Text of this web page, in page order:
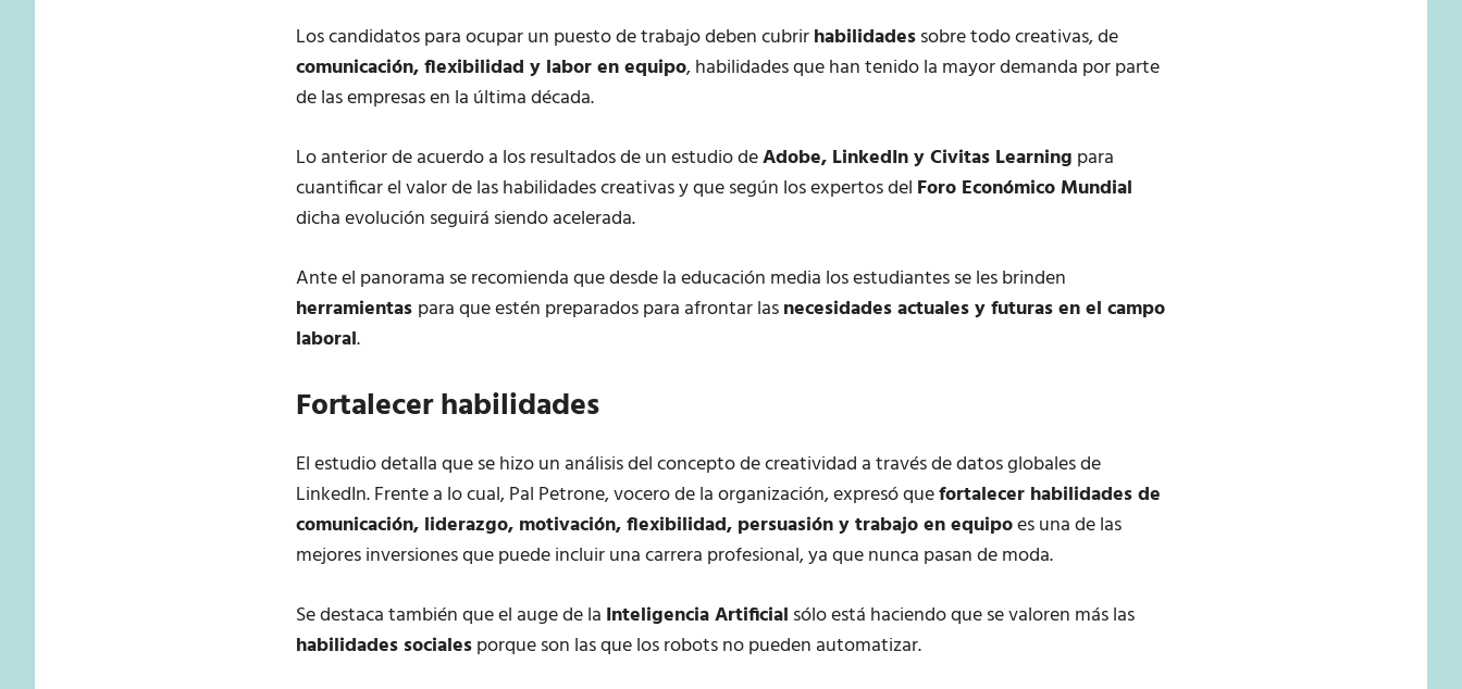
Los candidatos para ocupar un puesto de trabajo deben cubrirhabilidadessobre todo creativas, de
comunicación, flexibilidad y labor en equipo, habilidades que han tenido la mayor demanda por parte
de las empresas en la última década.
Lo anterior de acuerdo a los resultados de un estudio deAdobe, LinkedIn y Civitas Learning para
cuantificar el valor de las habilidades creativas y que según los expertos del Foro Económico Mundial
dicha evolución seguirá siendo acelerada.
Ante el panorama se recomienda que desde la educación media los estudiantes se les brinden
herramientas para que estén preparados para afrontar lasnecesidades actuales y futuras en el campo
laboral.
Fortalecer habilidades
El estudio detalla que se hizo un análisis del concepto de creatividad a través de datos globales de
LinkedIn. Frente a lo cual, Pal Petrone, vocero de la organización, expresó quefortalecer habilidades de
comunicación, liderazgo, motivación, flexibilidad, persuasión y trabajo en equipoes una de las
mejores inversiones que puede incluir una carrera profesional, ya que nunca pasan de moda.
Se destaca también que el auge de la Inteligencia Artificial sólo está haciendo que se valoren más las
habilidades socialesporque son las que los robots no pueden automatizar.